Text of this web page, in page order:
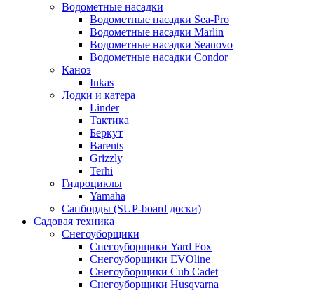
Водометные насадки
Водометные насадки Sea-Pro
Водометные насадки Marlin
Водометные насадки Seanovo
Водометные насадки Condor
Каноэ
Inkas
Лодки и катера
Linder
Тактика
Беркут
Barents
Grizzly
Terhi
Гидроциклы
Yamaha
Сапборды (SUP-board доски)
Садовая техника
Снегоуборщики
Снегоуборщики Yard Fox
Снегоуборщики EVOline
Снегоуборщики Cub Cadet
Снегоуборщики Husqvarna